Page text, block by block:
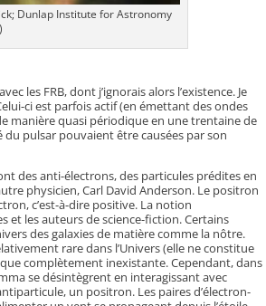
Dunlap Institute for Astronomy
les FRB, dont j’ignorais alors l’existence. Je
ci est parfois actif (en émettant des ondes
manière quasi périodique en une trentaine de
pulsar pouvaient être causées par son
des anti-électrons, des particules prédites en
physicien, Carl David Anderson. Le positron
c’est-à-dire positive. La notion
et les auteurs de science-fiction. Certains
des galaxies de matière comme la nôtre.
rare dans l’Univers (elle ne constitue
complètement inexistante. Cependant, dans
se désintègrent en interagissant avec
un positron. Les paires d’électron-